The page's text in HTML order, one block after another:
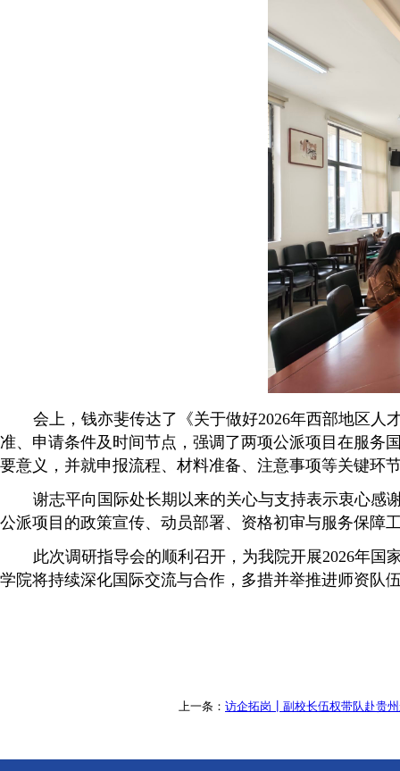
会上，钱亦斐传达了《关于做好2026年西部地区
准、申请条件及时间节点，强调了两项公派项目在服务
要意义，并就申报流程、材料准备、注意事项等关键环
谢志平向国际处长期以来的关心与支持表示衷心感
公派项目的政策宣传、动员部署、资格初审与服务保障
此次调研指导会的顺利召开，为我院开展2026年
学院将持续深化国际交流与合作，多措并举推进师资队
上一条： 访企拓岗┃副校长伍权带队赴贵